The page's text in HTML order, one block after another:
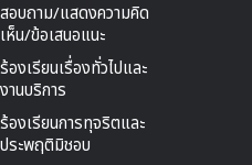
สอบถาม/แสดงความคิด
เห็น/ข้อเสนอแนะ
ร้องเรียนเรื่องทั่วไปและ
งานบริการ
ร้องเรียนการทุจริตและ
ประพฤติมิชอบ